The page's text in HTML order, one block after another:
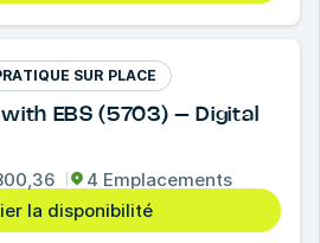
SUR PLACE
with EBS (5703) – Digital
4 Emplacements
la disponibilité